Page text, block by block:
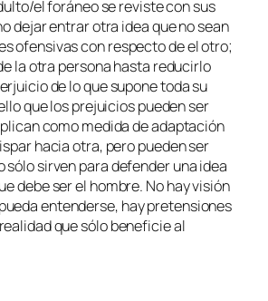
el fo­rá­neo se re­vis­te con sus
de­jar en­trar otra idea que no sean
ofen­si­vas con res­pec­to de el otro;
la otra per­so­na has­ta re­du­cir­lo
de lo que su­po­ne to­da su
que los pre­jui­cios pue­den ser
co­mo me­di­da de adap­ta­ción
ha­cia otra, pe­ro pue­den ser
só­lo sir­ven pa­ra de­fen­der una idea
de­be ser el hom­bre. No hay vi­sión
en­ten­der­se, hay pre­ten­sio­nes
que só­lo be­ne­fi­cie al